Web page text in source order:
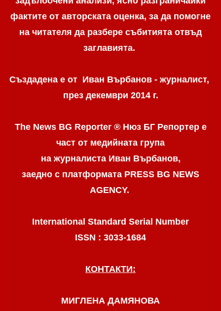
фактите от авторската оценка, за да помогне
на читателя да разбере събитията отвъд
заглавията.
Създадена е от Иван Върбанов - журналист,
през декември 2014 г.
The News BG Reporter ® Нюз БГ Репортере
част от медийната група
на журналиста Иван Върбанов,
заедно с платформата PRESS BG NEWS
AGENCY.
International Standard Serial Number
ISSN : 3033-1684
КОНТАКТИ:
МИГЛЕНА ДАМЯНОВА